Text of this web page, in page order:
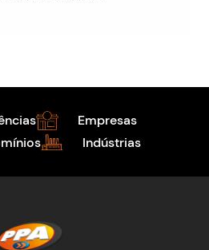
Empresas
Indústrias